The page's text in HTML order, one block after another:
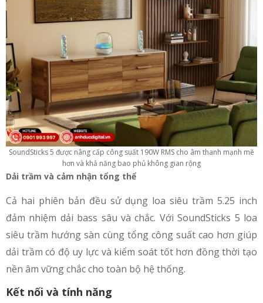
SoundSticks 5 được nâng cấp công suất 190W RMS cho âm thanh mạnh mẽ
hơn và khả năng bao phủ không gian rộng
Dải trầm và cảm nhận tổng thể
Cả hai phiên bản đều sử dụng loa siêu trầm 5.25 inch
đảm nhiệm dải bass sâu và chắc. Với SoundSticks 5 loa
siêu trầm hướng sàn cùng tổng công suất cao hơn giúp
dải trầm có độ uy lực và kiểm soát tốt hơn đồng thời tạo
nền âm vững chắc cho toàn bộ hệ thống.
Kết nối và tính năng